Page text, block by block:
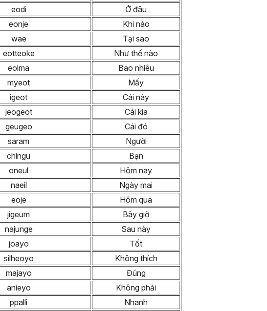
eodi
Ở đâu
eonje
Khi nào
wae
Tại sao
eotteoke
Như thế nào
eolma
Bao nhiêu
myeot
Mấy
igeot
Cái này
jeogeot
Cái kia
geugeo
Cái đó
saram
Người
chingu
Bạn
oneul
Hôm nay
naeil
Ngày mai
eoje
Hôm qua
jigeum
Bây giờ
najunge
Sau này
joayo
Tốt
silheoyo
Không thích
majayo
Đúng
anieyo
Không phải
ppalli
Nhanh